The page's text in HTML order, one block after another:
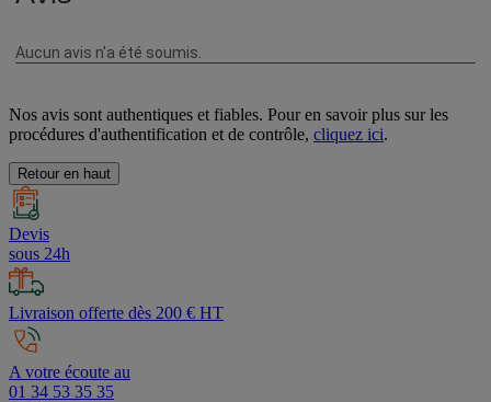
Nos avis sont authentiques et fiables. Pour en savoir plus sur les
procédures d'authentification et de contrôle, cliquez ici.
Retour en haut
Devis
sous 24h
Livraison offerte dès 200 € HT
A votre écoute au
01 34 53 35 35